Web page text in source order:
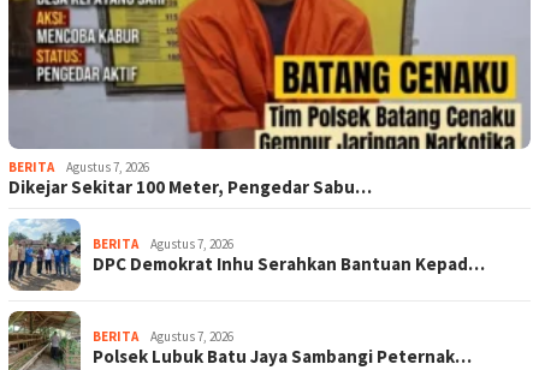
BERITA Agustus 7, 2026
Dikejar Sekitar 100 Meter, Pengedar Sabu…
BERITA Agustus 7, 2026
DPC Demokrat Inhu Serahkan Bantuan Kepad…
BERITA Agustus 7, 2026
Polsek Lubuk Batu Jaya Sambangi Peternak…